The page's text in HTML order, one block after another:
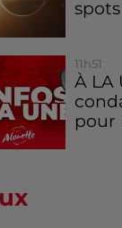
11h51
À LA
pour